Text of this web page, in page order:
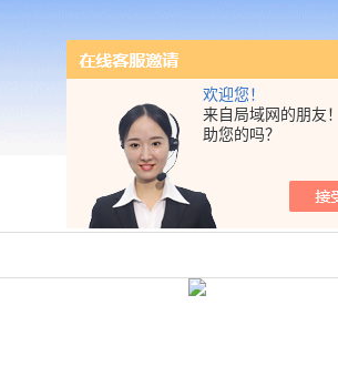
欢迎您！
来自局域网的朋友
助您的吗？
我的位置：